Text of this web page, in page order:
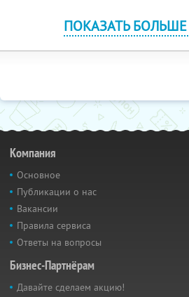
ПОКАЗАТЬ
Компания
Основное
Публикации о нас
Вакансии
Правила сервиса
Ответы на вопросы
Бизнес-Партнёрам
Давайте сделаем акцию!